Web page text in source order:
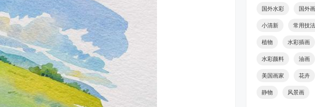
国外水彩 国外
小清新 常用技法
植物 水彩插画
水彩颜料 油画
美国画家 花卉
静物 风景画